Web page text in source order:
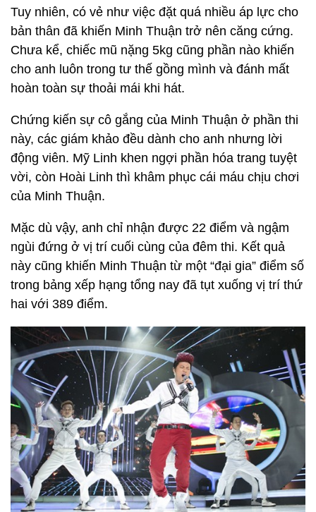
Tuy nhiên, có vẻ như việc đặt quá nhiều áp lực cho
bản thân đã khiến Minh Thuận trở nên căng cứng.
Chưa kể, chiếc mũ nặng 5kg cũng phần nào khiến
cho anh luôn trong tư thế gồng mình và đánh mất
hoàn toàn sự thoải mái khi hát.
Chứng kiến sự cô gắng của Minh Thuận ở phần thi
này, các giám khảo đều dành cho anh nhưng lời
động viên. Mỹ Linh khen ngợi phần hóa trang tuyệt
vời, còn Hoài Linh thì khâm phục cái máu chịu chơi
của Minh Thuận.
Mặc dù vậy, anh chỉ nhận được 22 điểm và ngậm
ngùi đứng ở vị trí cuối cùng của đêm thi. Kết quả
này cũng khiến Minh Thuận từ một “đại gia” điểm số
trong bảng xếp hạng tổng nay đã tụt xuống vị trí thứ
hai với 389 điểm.